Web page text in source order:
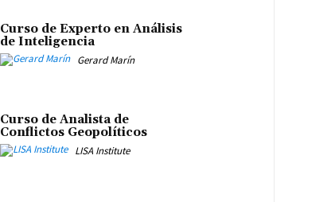
Curso de Experto en Análisis
de Inteligencia
Gerard Marín
Curso de Analista de
Conflictos Geopolíticos
LISA Institute